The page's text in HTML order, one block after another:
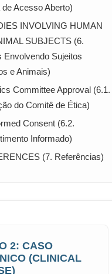
de Acesso Aberto)
INVOLVING HUMAN
SUBJECTS (6.
Envolvendo Sujeitos
e Animais)
Committee Approval (6.1.
do Comitê de Ética)
Consent (6.2.
Informado)
(7. Referências)
2: CASO
(CLINICAL